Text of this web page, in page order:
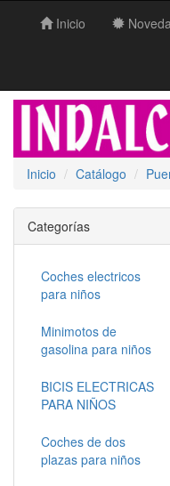
Inicio
Inicio Catálogo
Categorías
Coches electricos
para niños
Minimotos de
gasolina para niños
BICIS ELECTRICAS
PARA NIÑOS
Coches de dos
plazas para niños